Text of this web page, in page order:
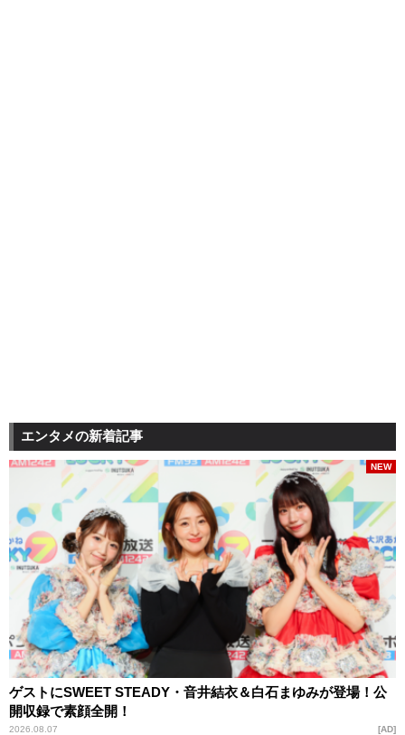
エンタメの新着記事
ゲストにSWEET STEADY・音井結衣＆白石まゆみが登場！公
開収録で素顔全開！
2026.08.07
NEW
AD